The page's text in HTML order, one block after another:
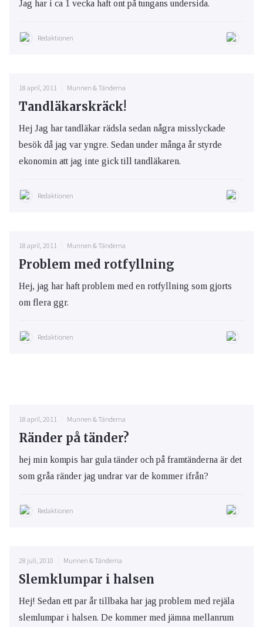
Jag har i ca 1 vecka haft ont på tungans undersida.
Redaktionen
18 april, 2011 Munnen & Tänderna
Tandläkarskräck!
Hej Jag har tandläkar rädsla sedan några misslyckade
besök då jag var yngre. Sedan under många år styrde
ekonomin att jag inte gick till tandläkaren.
Redaktionen
18 april, 2011 Munnen & Tänderna
Problem med rotfyllning
Hej, jag har haft problem med en rotfyllning som gjorts
om flera ggr.
Redaktionen
18 april, 2011 Munnen & Tänderna
Ränder på tänder?
hej min kompis har gula tänder och på framtänderna är det
som gråa ränder jag undrar var de kommer ifrån?
Redaktionen
28 juli, 2010 Munnen & Tänderna
Slemklumpar i halsen
Hej! Sedan ett par år tillbaka har jag problem med rejäla
slemlumpar i halsen. De kommer med jämna mellanrum